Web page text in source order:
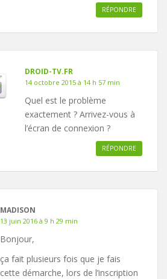
RÉPONDRE
DROID-TV.FR
14 octobre 2015 à 14 h 57 min
Quel est le problème
exactement ? Arrivez-vous à
l’écran de connexion ?
RÉPONDRE
MADISON
13 juin 2016 à 9 h 29 min
Bonjour,
ça fait plusieurs fois que je fais
cette démarche, lors de l’inscription